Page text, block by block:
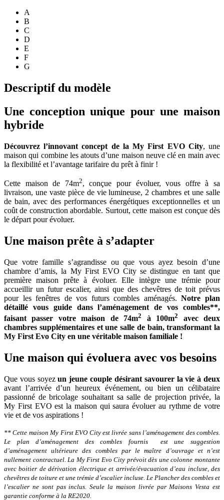
A
B
C
D
E
F
G
Descriptif du modèle
Une conception unique pour une maison
hybride
Découvrez l’innovant concept de la My First EVO City, une
maison qui combine les atouts d’une maison neuve clé en main avec
la flexibilité et l’avantage tarifaire du prêt à finir !
Cette maison de 74m2, conçue pour évoluer, vous offre à sa
livraison, une vaste pièce de vie lumineuse, 2 chambres et une salle
de bain, avec des performances énergétiques exceptionnelles et un
coût de construction abordable. Surtout, cette maison est conçue dès
le départ pour évoluer.
Une maison prête à s’adapter
Que votre famille s’agrandisse ou que vous ayez besoin d’une
chambre d’amis, la My First EVO City se distingue en tant que
première maison prête à évoluer. Elle intègre une trémie pour
accueillir un futur escalier, ainsi que des chevêtres de toit prévus
pour les fenêtres de vos futurs combles aménagés.Notre plan
détaillé vous guide dans l’aménagement de vos combles**,
faisant passer votre maison de 74m2 à 100m2
avec deux
chambres supplémentaires et une salle de bain, transformant la
My First Evo City en une véritable maison familiale !
Une maison qui évoluera avec vos besoins
Que vous soyezun jeune couple désirant savourer la vie à deux
avant l’arrivée d’un heureux événement, ou bien un célibataire
passionné de bricolage souhaitant sa salle de projection privée, la
My First EVO est la maison qui saura évoluer au rythme de votre
vie et de vos aspirations !
** Cette maison My First EVO City est livrée sans l’aménagement des combles.
Le plan d’aménagement des combles fournis est une suggestion
d’aménagement ultérieure des combles par le maître d’ouvrage et n’est
nullement contractuel. La My First Evo City prévoit dès une colonne montante
avec boitier de dérivation électrique et arrivée/évacuation d’eau incluse, des
chevêtres de toiture et une trémie d’escalier incluse. Le Plancher des combles et
l’escalier ne sont pas inclus. Seule la maison livrée par Maisons Vesta est
garantie conforme à la RE2020.